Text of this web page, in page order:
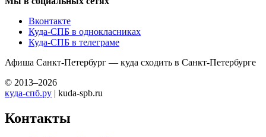
Вконтакте
Куда-СПБ в однокласниках
Куда-СПБ в телеграме
Афиша Санкт-Петербург — куда сходить в Санкт-Петербурге
© 2013–2026
куда-спб.ру | kuda-spb.ru
Контакты